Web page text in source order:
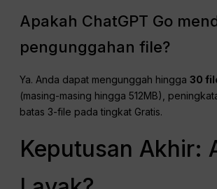
Apakah ChatGPT Go
pengunggahan file?
Ya. Anda dapat mengunggah hingga30
(masing-masing hingga 512MB),
batas 3-file pada tingkat Gratis.
Keputusan Akhir: